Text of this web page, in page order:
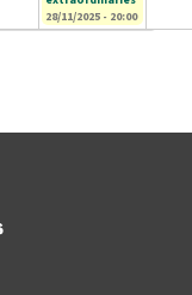
28/11/2025 - 20:00